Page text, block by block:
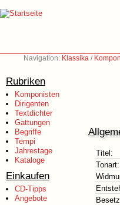
Navigation: Klassika /
Rubriken
Komponisten
Dirigenten
Textdichter
Gattungen
Begriffe
Tempi
Jahrestage
Kataloge
Einkaufen
CD-Tipps
Angebote
Titel:
Tonart: